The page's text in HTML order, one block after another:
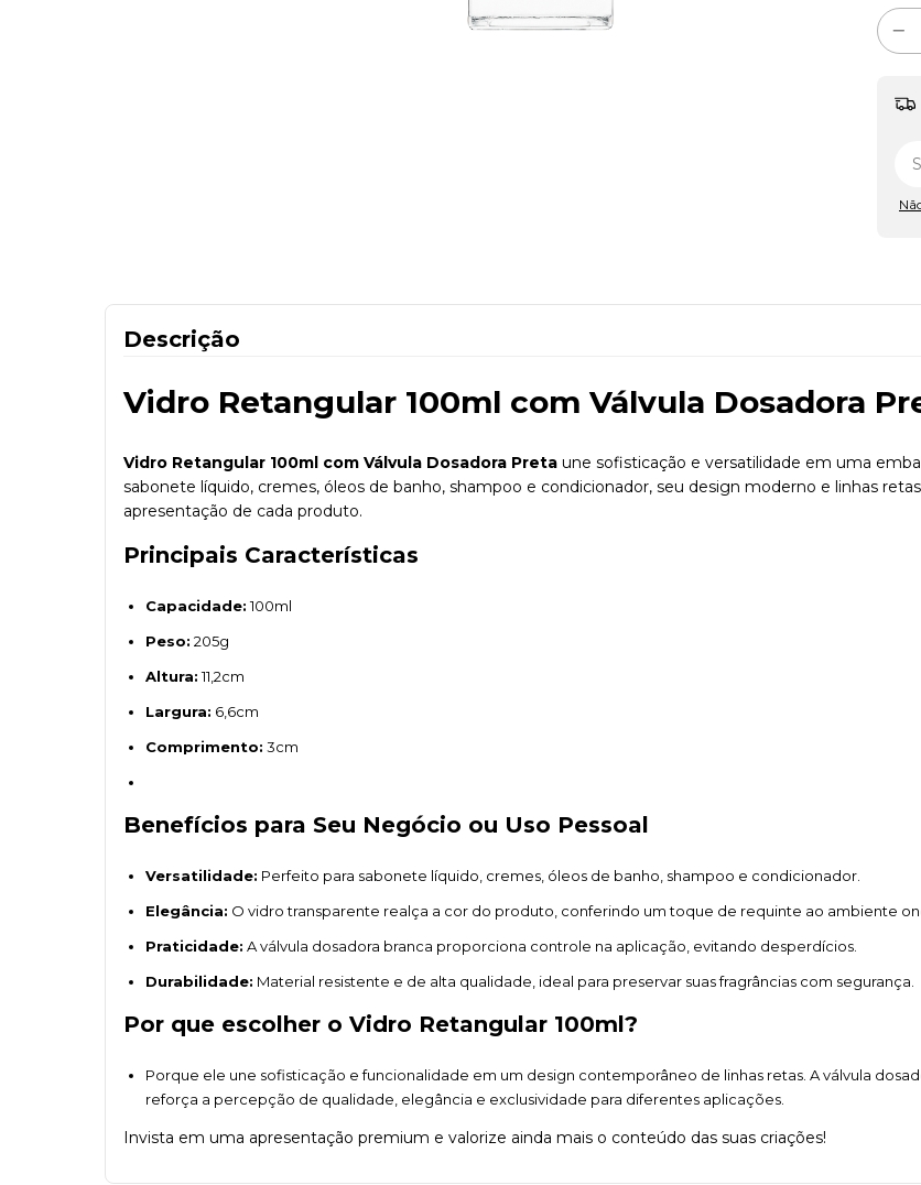
Descrição
Vidro Retangular 100ml com Válvula Dosadora
Vidro Retangular 100ml com Válvula Dosadora Preta une sofisticação e versatilidade em uma
sabonete líquido, cremes, óleos de banho, shampoo e condicionador, seu design moderno e linhas
apresentação de cada produto.
Principais Características
Capacidade:100ml
Peso: 205g
Altura:11,2cm
Largura: 6,6cm
Comprimento: 3cm
Benefícios para Seu Negócio ou Uso Pessoal
Versatilidade: Perfeito para sabonete líquido, cremes, óleos de banho, shampoo e condicionador.
Elegância: O vidro transparente realça a cor do produto, conferindo um toque de requinte ao ambiente
Praticidade: A válvula dosadora branca proporciona controle na aplicação, evitando desperdícios.
Durabilidade: Material resistente e de alta qualidade, ideal para preservar suas fragrâncias com segurança.
Por que escolher o Vidro Retangular 100ml?
Porque ele une sofisticação e funcionalidade em um design contemporâneo de linhas retas. A válvula
reforça a percepção de qualidade, elegância e exclusividade para diferentes aplicações.
Invista em uma apresentação premium e valorize ainda mais o conteúdo das suas criações!